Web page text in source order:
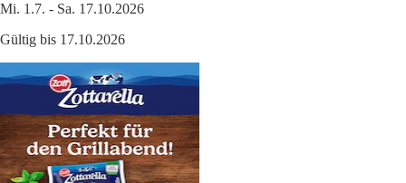
Mi. 1.7. - Sa. 17.10.2026
Gültig bis 17.10.2026